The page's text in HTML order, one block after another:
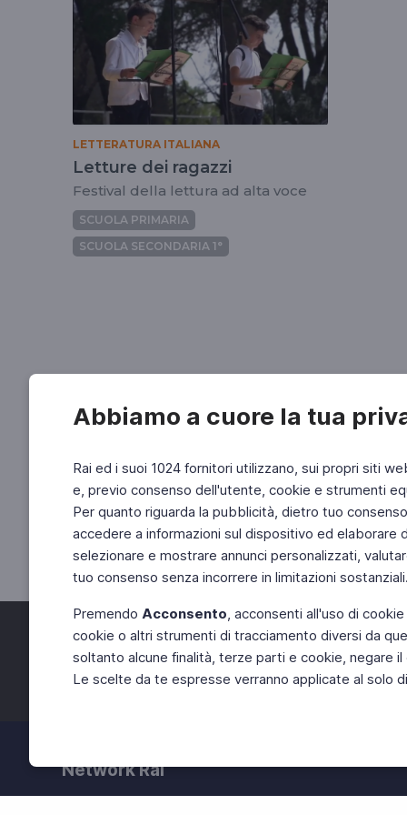
Abbiamo a cuore la tua
Rai ed i suoi 1024 fornitori utilizzano, sui propri siti
e, previo consenso dell'utente, cookie e strumenti
Per quanto riguarda la pubblicità, dietro tuo
accedere a informazioni sul dispositivo ed elaborare
selezionare e mostrare annunci personalizzati,
tuo consenso senza incorrere in limitazioni
Premendo Acconsento, acconsenti all'uso di
cookie o altri strumenti di tracciamento diversi da
soltanto alcune finalità, terze parti e cookie, negare
Le scelte da te espresse verranno applicate al solo
LETTERATURA ITALIANA
Letture dei ragazzi
Festival della lettura ad alta voce
SCUOLA PRIMARIA
SCUOLA SECONDARIA 1°
Facebook Twitter